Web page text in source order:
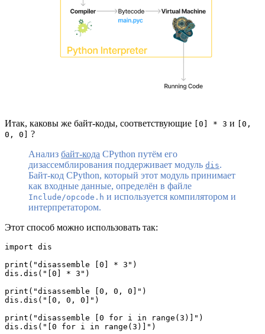
Итак, каковы же байт-коды, соответствующие [0] * 3 и
[0,
0, 0]
?
Анализ байт-кода CPython путём его
дизассемблирования поддерживает модуль dis.
Байт-код CPython, который этот модуль принимает
как входные данные, определён в файле
Include/opcode.h и используется компилятором и
интерпретатором.
Этот способ можно использовать так:
import dis
print("disassemble [0] * 3")
dis.dis("[0] * 3")
print("disassemble [0, 0, 0]")
dis.dis("[0, 0, 0]")
print("disassemble [0 for i in range(3)]")
dis.dis("[0 for i in range(3)]")